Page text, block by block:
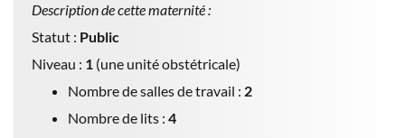
Description de cette maternité :
Statut : Public
Niveau : 1 (une unité obstétricale)
Nombre de salles de travail : 2
Nombre de lits : 4